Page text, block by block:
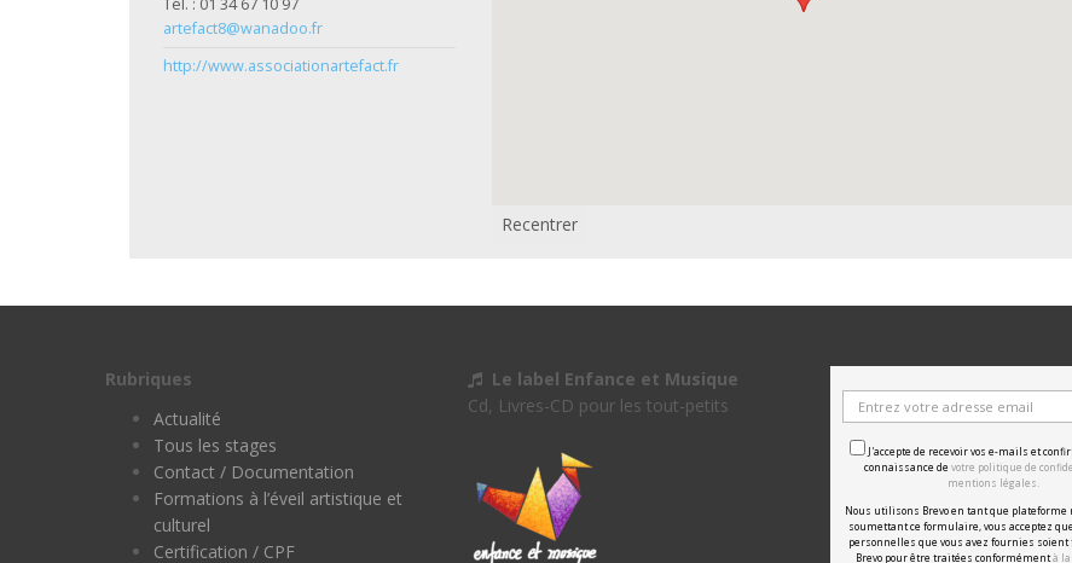
artefact8@wanadoo.fr
http://www.associationartefact.fr
Recentrer
Rubriques
Actualité
Tous les stages
Contact / Documentation
Formations à l’éveil artistique et
culturel
Certification / CPF
Le label Enfance et Musique
Cd, Livres-CD pour les tout-petits
J'accepte de recevoir vos e-mails et
connaissance de votre politique de
mentions légales.
Nous utilisons Brevo en tant que plateforme
soumettant ce formulaire, vous acceptez
personnelles que vous avez fournies soient
Brevo pour être traitées conformémentà